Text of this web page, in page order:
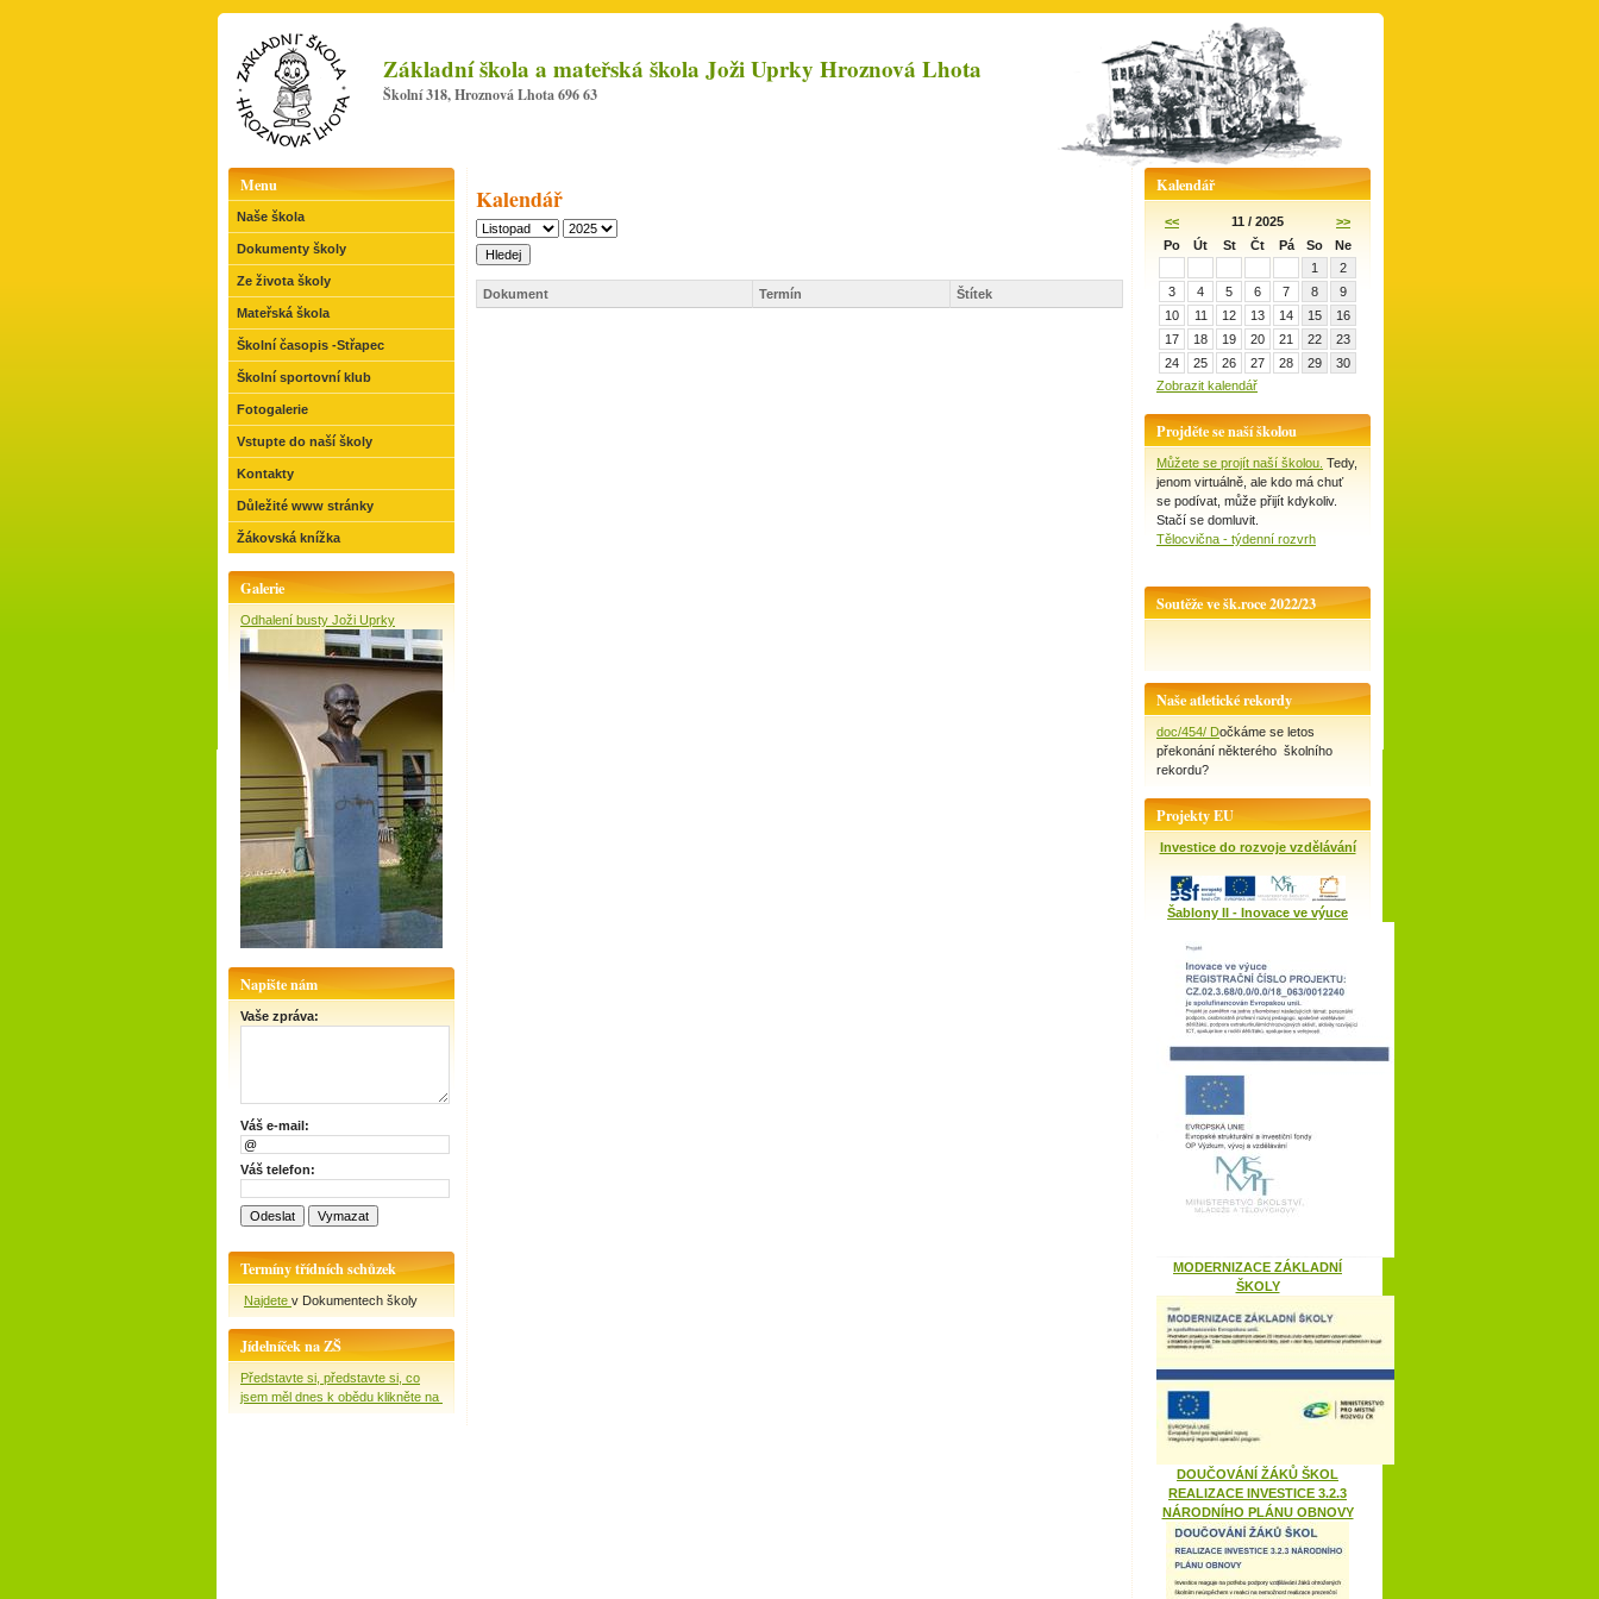
Základní škola a mateřská škola Joži Uprky Hroznová Lhota
Školní 318, Hroznová Lhota 696 63
Kalendář
<< 11 / 2025
>>
Po
Út St Čt Pá So
Ne
1
2
3
4 5 6 7 8
9
10
11 12 13 14 15
16
17
18 19 20 21 22
23
24
25 26 27 28 29
30
Zobrazit kalendář
Projděte se naší školou
Můžete se projít naší školou. Tedy,
jenom virtuálně, ale kdo má chuť
se podívat, může přijít kdykoliv.
Stačí se domluvit.
Tělocvična - týdenní rozvrh
Soutěže ve šk.roce 2022/23
Naše atletické rekordy
doc/454/ Dočkáme se letos
překonání některého školního
rekordu?
Projekty EU
Investice do rozvoje vzdělávání
Šablony II - Inovace ve výuce
MODERNIZACE ZÁKLADNÍ
ŠKOLY
DOUČOVÁNÍ ŽÁKŮ ŠKOL
REALIZACE INVESTICE 3.2.3
NÁRODNÍHO PLÁNU OBNOVY
Menu
Naše škola
Dokumenty školy
Ze života školy
Mateřská škola
Školní časopis -Střapec
Školní sportovní klub
Fotogalerie
Vstupte do naší školy
Kontakty
Důležité www stránky
Žákovská knížka
Galerie
Odhalení busty Joži Uprky
Napište nám
Vaše zpráva:
Váš e-mail:
Váš telefon:
Termíny třídních schůzek
Najdete v Dokumentech školy
Jídelníček na ZŠ
Představte si, představte si, co
jsem měl dnes k obědu klikněte na
Kalendář
Dokument Termín Štítek